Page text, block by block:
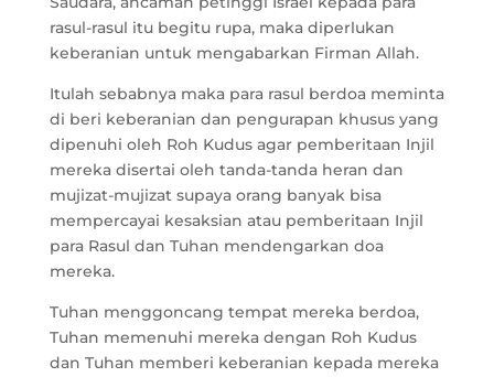
rasul-rasul itu begitu rupa, maka diperlukan
keberanian untuk mengabarkan Firman Allah.
Itulah sebabnya maka para rasul berdoa meminta
di beri keberanian dan pengurapan khusus yang
dipenuhi oleh Roh Kudus agar pemberitaan Injil
mereka disertai oleh tanda-tanda heran dan
mujizat-mujizat supaya orang banyak bisa
mempercayai kesaksian atau pemberitaan Injil
para Rasul dan Tuhan mendengarkan doa
mereka.
Tuhan menggoncang tempat mereka berdoa,
Tuhan memenuhi mereka dengan Roh Kudus
dan Tuhan memberi keberanian kepada mereka